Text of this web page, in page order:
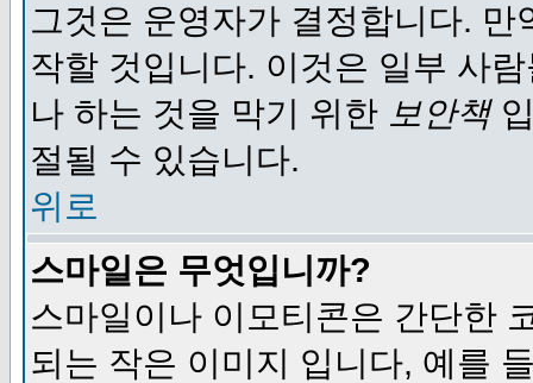
그것은 운영자가 결정합니다.
작할 것입니다. 이것은 일부 사
나 하는 것을 막기 위한 보안책
절될 수 있습니다.
위로
스마일은 무엇입니까?
스마일이나 이모티콘은 간단한
되는 작은 이미지 입니다, 예를